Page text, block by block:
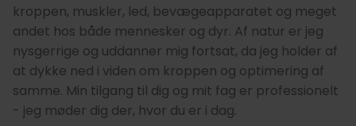
kroppen, muskler, led, bevægeapparatet og meget
andet hos både mennesker og dyr. Af natur er jeg
nysgerrige og uddanner mig fortsat, da jeg holder af
at dykke ned i viden om kroppen og optimering af
samme. Min tilgang til dig og mit fag er professionelt
- jeg møder dig der, hvor du er i dag.